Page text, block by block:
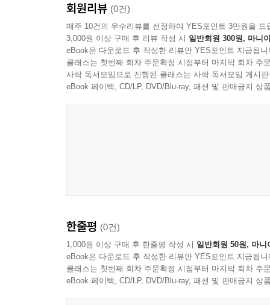
회원리뷰 (0건)
매주 10건의 우수리뷰를 선정하여 YES포인트 3만원을 드
3,000원 이상 구매 후 리뷰 작성 시 일반회원 300원, 마니
eBook은 다운로드 후 작성한 리뷰만 YES포인트 지급됩니
클래스는 첫번째 회차 주문확정 시점부터 마지막 회차 주
사락 독서모임으로 진행된 클래스는 사락 독서모임 게시
eBook 페이백, CD/LP, DVD/Blu-ray, 패션 및 판매금지 상
한줄평 (0건)
1,000원 이상 구매 후 한줄평 작성 시 일반회원 50원, 마니
eBook은 다운로드 후 작성한 리뷰만 YES포인트 지급됩니
클래스는 첫번째 회차 주문확정 시점부터 마지막 회차 주
eBook 페이백, CD/LP, DVD/Blu-ray, 패션 및 판매금지 상